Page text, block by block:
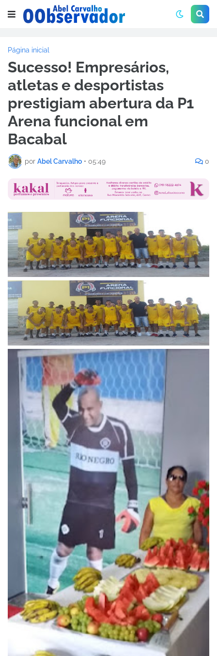
Página inicial
Sucesso! Empresários,
atletas e desportistas
prestigiam abertura da P1
Arena funcional em
Bacabal
por Abel Carvalho • 05:49 0